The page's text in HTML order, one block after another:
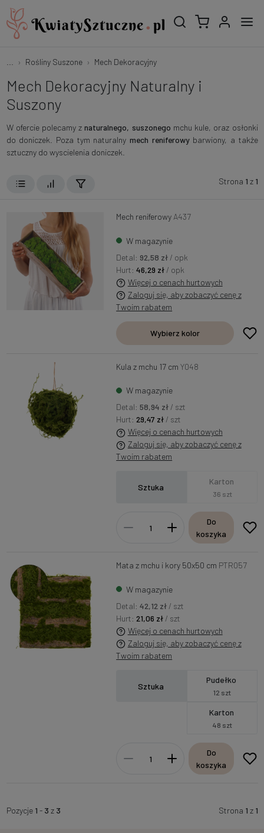
Rośliny Suszone Mech Dekoracyjny
Mech Dekoracyjny Naturalny i
Suszony
W ofercie polecamy znaturalnego, suszonego mchu kule, oraz osłonki
do doniczek. Poza tym naturalny mech reniferowybarwiony, a także
sztuczny do wyscielenia doniczek.
Strona 1 z 1
Mech reniferowy A437
W magazynie
Detal: 92,58 zł / opk
Hurt:46,29 zł / opk
Więcej o cenach hurtowych
Zaloguj się, aby zobaczyć cenę z
Twoim rabatem
Wybierz kolor
Kula z mchu 17 cm Y048
W magazynie
Detal: 58,94 zł/ szt
Hurt:29,47 zł/ szt
Więcej o cenach hurtowych
Zaloguj się, aby zobaczyć cenę z
Twoim rabatem
Sztuka
Karton
36 szt
Do
koszyka
Mata z mchu i kory 50x50 cm PTR057
W magazynie
Detal: 42,12 zł / szt
Hurt:21,06 zł / szt
Więcej o cenach hurtowych
Zaloguj się, aby zobaczyć cenę z
Twoim rabatem
Sztuka
Pudełko
12 szt
Karton
48 szt
Do
koszyka
Pozycje 1 - 3 z 3 Strona 1 z 1